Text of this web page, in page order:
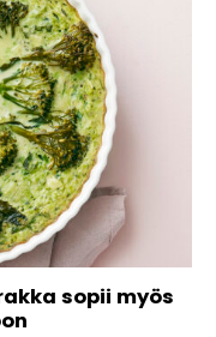
sopii myös